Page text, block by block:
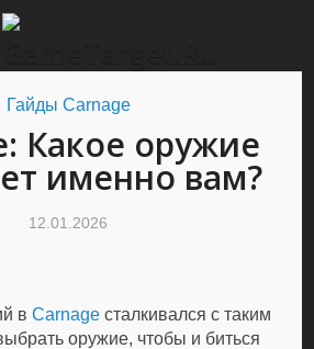
Гайды Carnage
Какое оружие
именно вам?
12.01.2026
вCarnage сталкивался с таким
оружие, чтобы и биться